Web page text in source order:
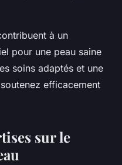
à un
pour une peau saine
soins adaptés et une
efficacement
sur le